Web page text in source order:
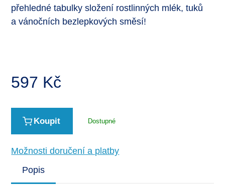
přehledné tabulky složení rostlinných mlék, tuků
a vánočních bezlepkových směsí!
597 Kč
Koupit Dostupné
Možnosti doručení a platby
Popis